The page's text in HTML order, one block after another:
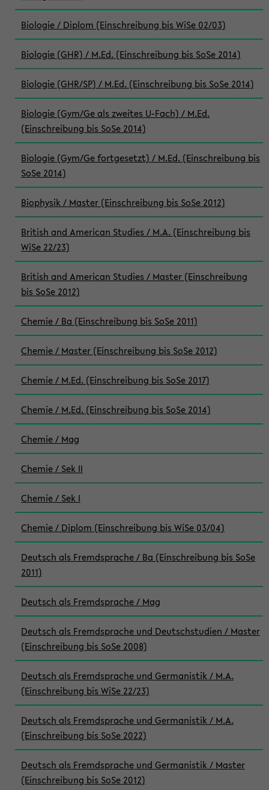
Biologie / Diplom (Einschreibung bis WiSe 02/03)
Biologie (GHR) / M.Ed. (Einschreibung bis SoSe 2014)
Biologie (GHR/SP) / M.Ed. (Einschreibung bis SoSe 2014)
Biologie (Gym/Ge als zweites U-Fach) / M.Ed.
(Einschreibung bis SoSe 2014)
Biologie (Gym/Ge fortgesetzt) / M.Ed. (Einschreibung bis
SoSe 2014)
Biophysik / Master (Einschreibung bis SoSe 2012)
British and American Studies / M.A. (Einschreibung bis
WiSe 22/23)
British and American Studies / Master (Einschreibung
bis SoSe 2012)
Chemie / Ba (Einschreibung bis SoSe 2011)
Chemie / Master (Einschreibung bis SoSe 2012)
Chemie / M.Ed. (Einschreibung bis SoSe 2017)
Chemie / M.Ed. (Einschreibung bis SoSe 2014)
Chemie / Mag
Chemie / Sek II
Chemie / Sek I
Chemie / Diplom (Einschreibung bis WiSe 03/04)
Deutsch als Fremdsprache / Ba (Einschreibung bis SoSe
2011)
Deutsch als Fremdsprache / Mag
Deutsch als Fremdsprache und Deutschstudien / Master
(Einschreibung bis SoSe 2008)
Deutsch als Fremdsprache und Germanistik / M.A.
(Einschreibung bis WiSe 22/23)
Deutsch als Fremdsprache und Germanistik / M.A.
(Einschreibung bis SoSe 2022)
Deutsch als Fremdsprache und Germanistik / Master
(Einschreibung bis SoSe 2012)